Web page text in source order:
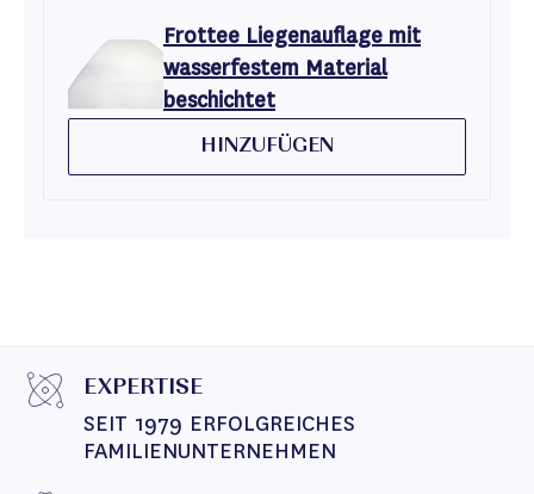
Frottee Liegenauflage mit
wasserfestem Material
beschichtet
HINZUFÜGEN
EXPERTISE
SEIT 1979 ERFOLGREICHES
FAMILIENUNTERNEHMEN